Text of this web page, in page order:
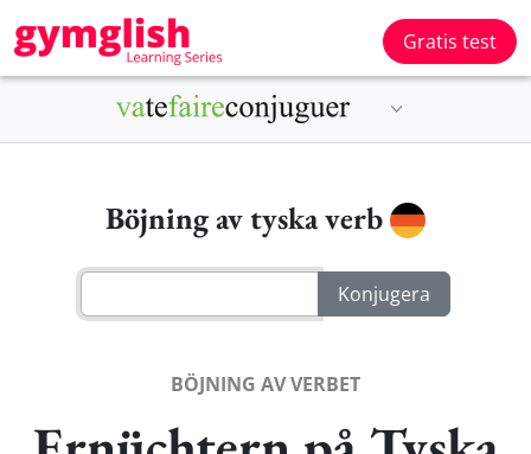
Gratis test
Böjning av tyska verb
BÖJNING AV VERBET